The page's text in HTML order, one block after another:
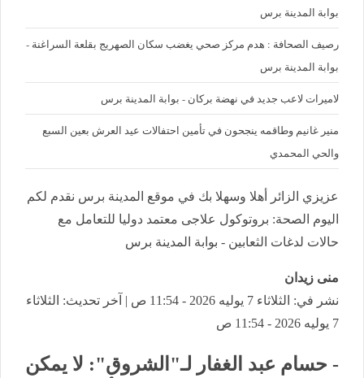
بوابة المدينة برس
رصيف الصحافة : هدم مركز صحي يغضب سكان الصهريج بقلعة السراغنة -
بوابة المدينة برس
لاميرات لاعب جديد في نهضة بركان - بوابة المدينة برس
منير غانيم وطاقمه ينجحون في تأمين احتفالات عيد العرش بعين السبع
والحي المحمدي
عزيزي الزائر أهلا وسهلا بك في موقع المدينة برس نقدم لكم
اليوم الصحة: بروتوكول علاجى معتمد دوليا للتعامل مع
حالات لدغات الثعابين - بوابة المدينة برس
منى زيدان
نشر في: الثلاثاء 7 يوليه 2026 - 11:54 ص | آخر تحديث: الثلاثاء
7 يوليه 2026 - 11:54 ص
- حسام عبد الغفار لـ"الشروق": لا يمكن